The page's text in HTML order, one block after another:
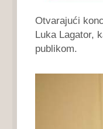
Otvarajući
Luka Lagator,
publikom.